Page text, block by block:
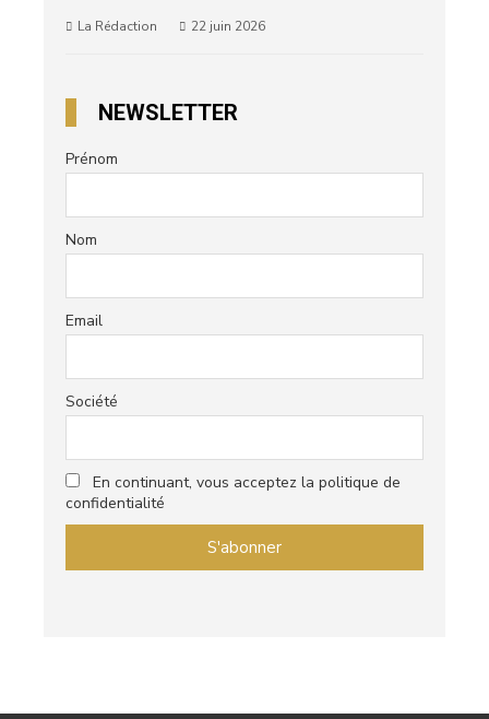
La Rédaction 22 juin 2026
NEWSLETTER
Prénom
Nom
Email
Société
En continuant, vous acceptez la politique de
confidentialité